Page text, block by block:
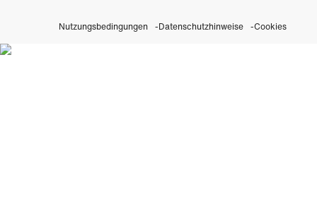
Nutzungsbedingungen Datenschutzhinweise Cookies